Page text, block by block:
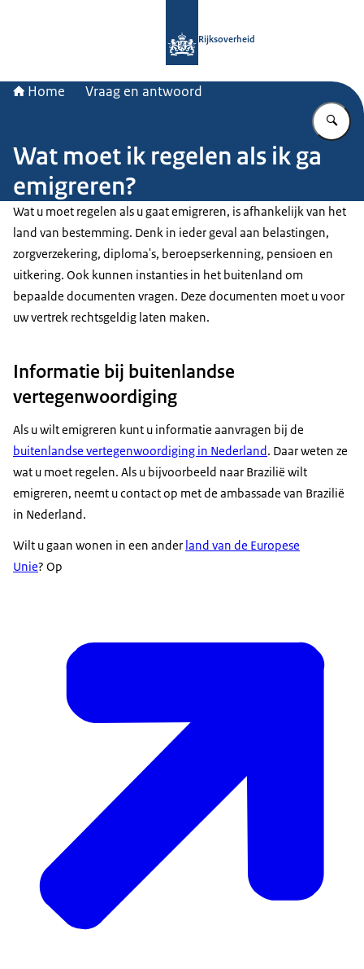
Rijksoverheid
Home Vraag en antwoord
Wat moet ik regelen als ik ga
emigreren?
Wat u moet regelen als u gaat emigreren, is afhankelijk van het
land van bestemming. Denk in ieder geval aan belastingen,
zorgverzekering, diploma's, beroepserkenning, pensioen en
uitkering. Ook kunnen instanties in het buitenland om
bepaalde documenten vragen. Deze documenten moet u voor
uw vertrek rechtsgeldig laten maken.
Informatie bij buitenlandse
vertegenwoordiging
Als u wilt emigreren kunt u informatie aanvragen bij de
buitenlandse vertegenwoordiging in Nederland. Daar weten ze
wat u moet regelen. Als u bijvoorbeeld naar Brazilië wilt
emigreren, neemt u contact op met de ambassade van Brazilië
in Nederland.
Wilt u gaan wonen in een ander land van de Europese
Unie? Op